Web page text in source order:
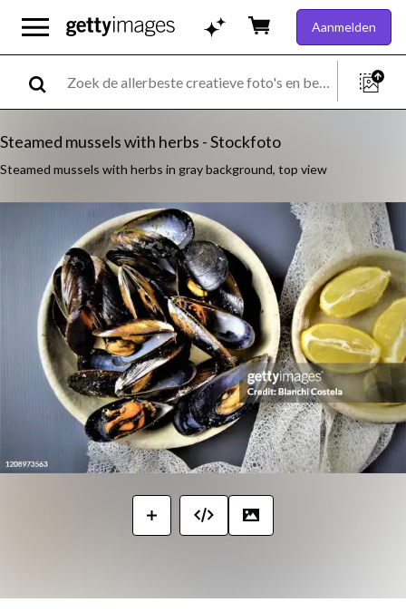
Aanmelden
Steamed mussels with herbs - Stockfoto
Steamed mussels with herbs in gray background, top view